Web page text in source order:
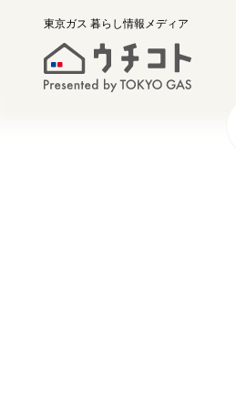
東京ガス 暮らし情報メディア